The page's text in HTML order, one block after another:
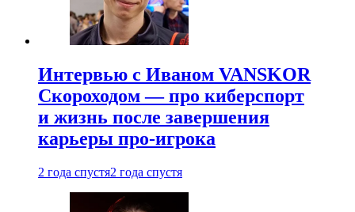
Интервью с Иваном VANSKOR
Скороходом — про киберспорт
и жизнь после завершения
карьеры про-игрока
2 года спустя2 года спустя